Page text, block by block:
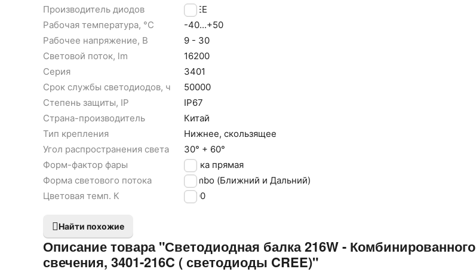
Производитель диодов
CREE
Рабочая температура, °С
-40...+50
Рабочее напряжение, В
9 - 30
Световой поток, lm
16200
Серия
3401
Срок службы светодиодов, ч
50000
Степень защиты, IP
IP67
Страна-производитель
Китай
Тип крепления
Нижнее, скользящее
Угол распространения света
30° + 60°
Форм-фактор фары
Балка прямая
Форма светового потока
Combo (Ближний и Дальний)
Цветовая темп. К
6000
Найти похожие
Описание товара "Светодиодная балка 216W - Комбинированного
свечения, 3401-216C ( светодиоды CREE)"